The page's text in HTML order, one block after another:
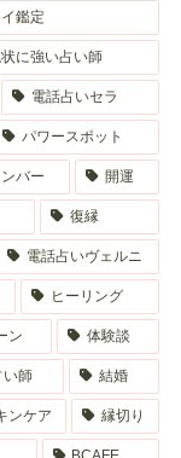
鑑定
に強い占い師
電話占いセラ
パワースポット
バー 開運
復縁
電話占いヴェルニ
ヒーリング
ン 体験談
い師 結婚
ンケア 縁切り